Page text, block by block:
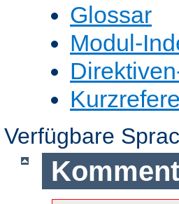
Glossar
Modul-
Verfügbare